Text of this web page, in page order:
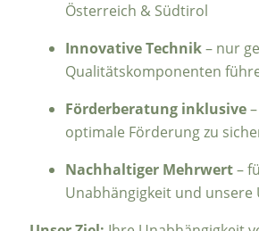
Österreich & Südtirol
Innovative Technik– nur
Qualitätskomponenten
Förderberatung inklusive
optimale Förderung zu
Nachhaltiger Mehrwert–
Unabhängigkeit und unsere